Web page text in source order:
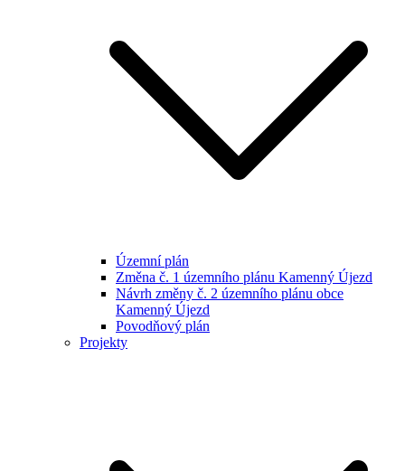
Územní plán
Změna č. 1 územního plánu Kamenný Újezd
Návrh změny č. 2 územního plánu obce
Kamenný Újezd
Povodňový plán
Projekty